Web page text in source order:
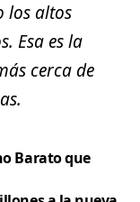
los altos
. Esa es la
cerca de
Barato que